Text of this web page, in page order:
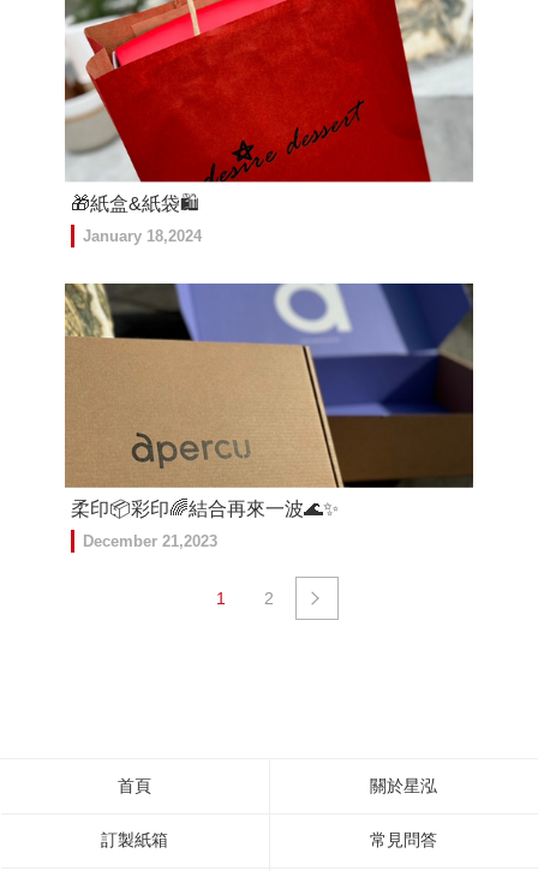
🎁紙盒&紙袋🛍️
January 18,2024
柔印📦彩印🌈結合再來一波🌊✨
December 21,2023
1 2
首頁 關於星泓
訂製紙箱 常見問答